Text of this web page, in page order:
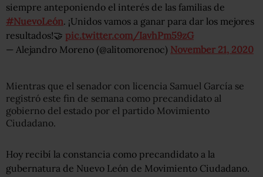
siempre anteponiendo el interés de las familias de
#NuevoLeón. ¡Unidos vamos a ganar para dar los mejores
resultados!🤝 pic.twitter.com/IavhPm59zG
— Alejandro Moreno (@alitomorenoc) November 21, 2020
Mientras que el senador con licencia Samuel García se
registró este fin de semana como precandidato al
gobierno del estado por el partido Movimiento
Ciudadano.
Hoy recibí la constancia como precandidato a la
gubernatura de Nuevo León de Movimiento Ciudadano.